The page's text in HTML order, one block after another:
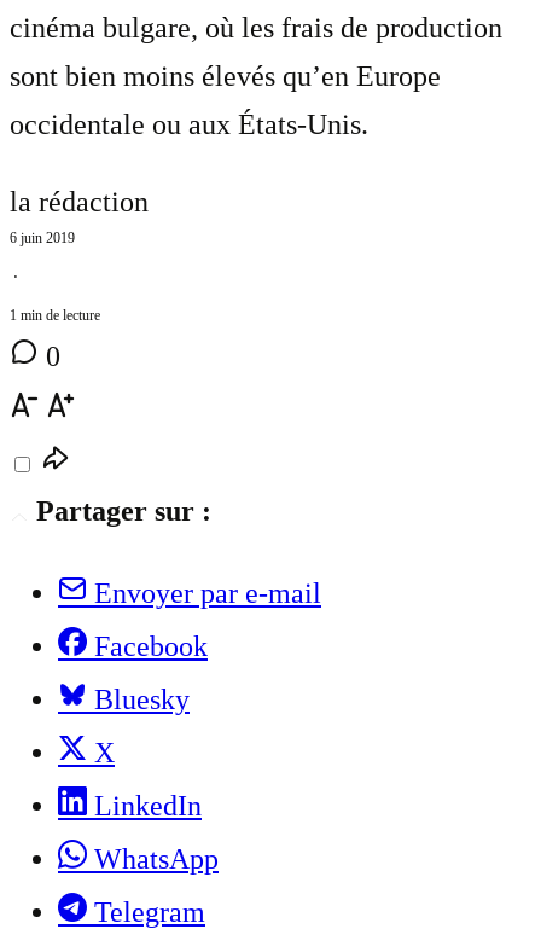
cinéma bulgare, où les frais de production
sont bien moins élevés qu’en Europe
occidentale ou aux États-Unis.
la rédaction
6 juin 2019
⋅
1 min de lecture
0
Partager sur :
Envoyer par e-mail
Facebook
Bluesky
X
LinkedIn
WhatsApp
Telegram